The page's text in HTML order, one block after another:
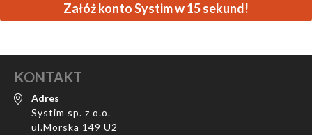
Załóż konto Systim w 15 sekund!
KONTAKT
Adres
Systim sp. z o.o.
ul.Morska 149 U2